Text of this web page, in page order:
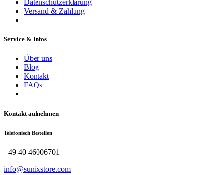
Datenschutzerklärung
Versand & Zahlung
Service & Infos
Über uns
Blog
Kontakt
FAQs
Kontakt aufnehmen
Telefonisch Bestellen
+49 40 46006701
info@sunixstore.com